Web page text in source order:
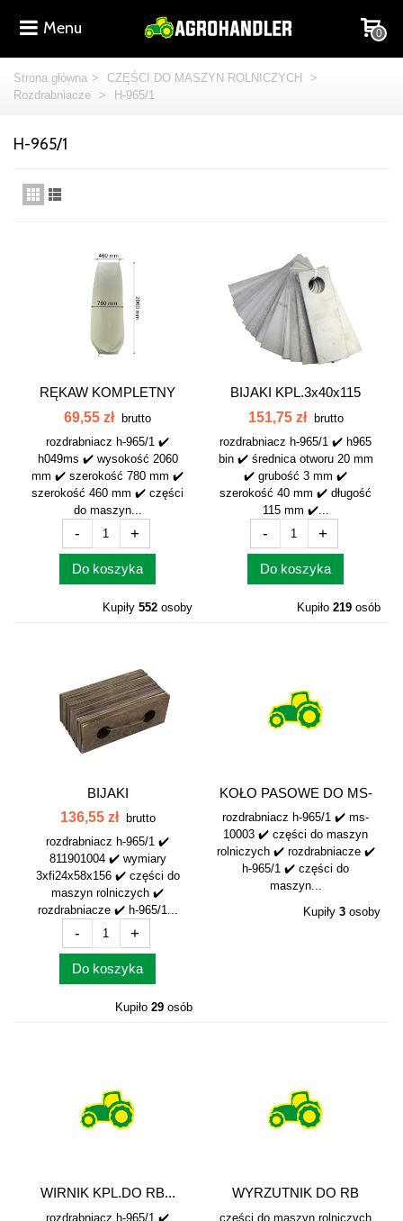
Menu 0
Strona główna > CZĘŚCI DO MASZYN ROLNICZYCH
>
Rozdrabniacze
> H-965/1
H-965/1
RĘKAW KOMPLETNY
MIESZALNIKA...
69,55 zł
brutto
rozdrabniacz h-965/1 ✔️
h049ms ✔️ wysokość 2060
mm ✔️ szerokość 780 mm ✔️
szerokość 460 mm ✔️ części
do maszyn...
- +
Do koszyka
Kupiły 552 osoby
BIJAKI KPL.3x40x115
20SZT...
151,75 zł
brutto
rozdrabniacz h-965/1 ✔️ h965
bin ✔️ średnica otworu 20 mm
✔️ grubość 3 mm ✔️
szerokość 40 mm ✔️ długość
115 mm ✔️...
- +
Do koszyka
Kupiło 219 osób
BIJAKI
KPL.3xFI24x58x156...
136,55 zł
brutto
rozdrabniacz h-965/1 ✔️
811901004 ✔️ wymiary
3xfi24x58x156 ✔️ części do
maszyn rolniczych ✔️
rozdrabniacze ✔️ h-965/1...
- +
Do koszyka
Kupiło 29 osób
KOŁO PASOWE DO MS-
100 222MM BIN...
rozdrabniacz h-965/1 ✔️ ms-
10003 ✔️ części do maszyn
rolniczych ✔️ rozdrabniacze ✔️
h-965/1 ✔️ części do
maszyn...
Kupiły 3 osoby
WIRNIK KPL.DO RB...
rozdrabniacz h-965/1 ✔️
WYRZUTNIK DO RB
H965/1
części do maszyn rolniczych